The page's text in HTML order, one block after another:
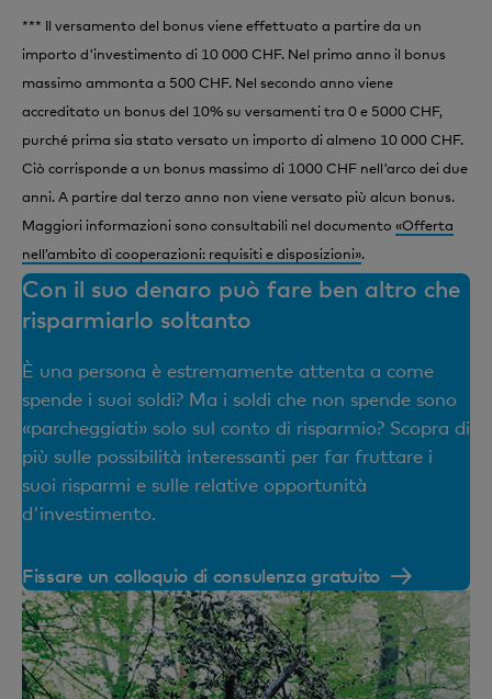
*** Il versamento del bonus viene effettuato a partire da un
importo d'investimento di 10 000 CHF. Nel primo anno il bonus
massimo ammonta a 500 CHF. Nel secondo anno viene
accreditato un bonus del 10% su versamenti tra 0 e 5000 CHF,
purché prima sia stato versato un importo di almeno 10 000 CHF.
Ciò corrisponde a un bonus massimo di 1000 CHF nell'arco dei due
anni. A partire dal terzo anno non viene versato più alcun bonus.
Maggiori informazioni sono consultabili nel documento «Offerta
nell’ambito di cooperazioni: requisiti e disposizioni».
Con il suo denaro può fare ben altro che
risparmiarlo soltanto
È una persona è estremamente attenta a come
spende i suoi soldi? Ma i soldi che non spende sono
«parcheggiati» solo sul conto di risparmio? Scopra di
più sulle possibilità interessanti per far fruttare i
suoi risparmi e sulle relative opportunità
d'investimento.
Fissare un colloquio di consulenza gratuito